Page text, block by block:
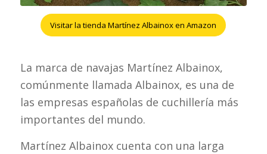
Visitar la tienda Martínez Albainox en Amazon
La marca de navajas Martínez Albainox,
comúnmente llamada Albainox, es una de
las empresas españolas de cuchillería más
importantes del mundo.
Martínez Albainox cuenta con una larga